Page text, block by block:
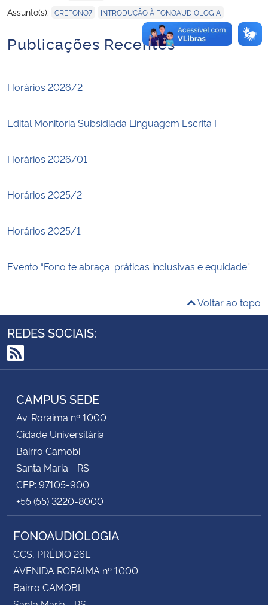
Assunto(s): CREFONO7 INTRODUÇÃO À FONOAUDIOLOGIA
Publicações Recentes
Horários 2026/2
Edital Monitoria Subsidiada Linguagem Escrita I
Horários 2026/01
Horários 2025/2
Horários 2025/1
Evento “Fono te abraça: práticas inclusivas e equidade”
Voltar ao topo
REDES SOCIAIS:
RSS
CAMPUS SEDE
Av. Roraima nº 1000
Cidade Universitária
Bairro Camobi
Santa Maria - RS
CEP: 97105-900
+55 (55) 3220-8000
FONOAUDIOLOGIA
CCS, PRÉDIO 26E
AVENIDA RORAIMA nº 1000
Bairro CAMOBI